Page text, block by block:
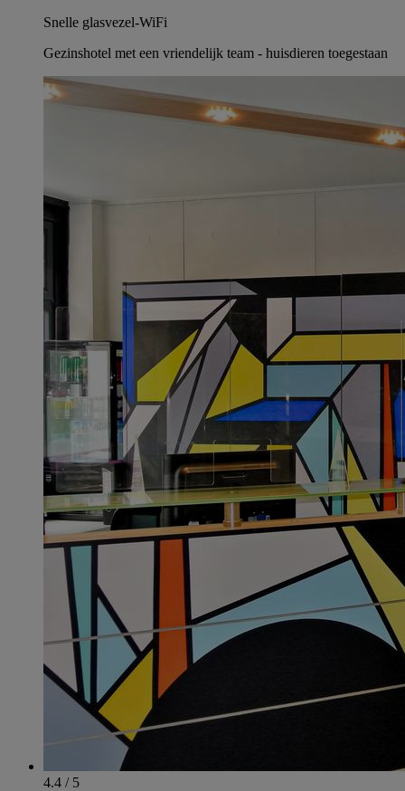
Snelle glasvezel-WiFi
Gezinshotel met een vriendelijk team - huisdieren toegestaan
4.4 / 5